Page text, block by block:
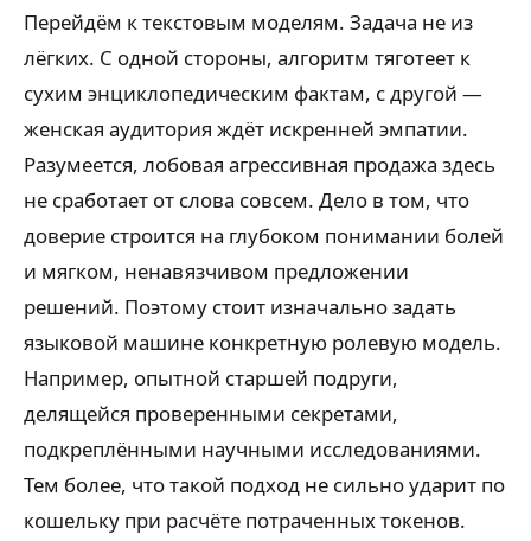
Перейдём к текстовым моделям. Задача не из
лёгких. С одной стороны, алгоритм тяготеет к
сухим энциклопедическим фактам, с другой —
женская аудитория ждёт искренней эмпатии.
Разумеется, лобовая агрессивная продажа здесь
не сработает от слова совсем. Дело в том, что
доверие строится на глубоком понимании болей
и мягком, ненавязчивом предложении
решений. Поэтому стоит изначально задать
языковой машине конкретную ролевую модель.
Например, опытной старшей подруги,
делящейся проверенными секретами,
подкреплёнными научными исследованиями.
Тем более, что такой подход не сильно ударит по
кошельку при расчёте потраченных токенов.